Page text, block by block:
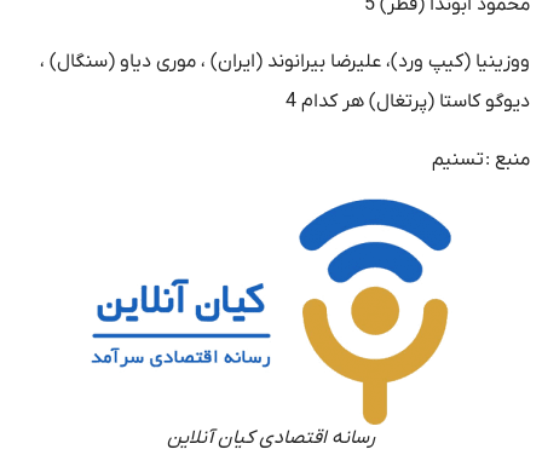
ووزینیا (کیپ ورد)، علیرضا بیرانوند (ایران) ، موری دیاو (سنگال) ،
دیوگو کاستا (پرتغال) هر کدام 4
منبع :تسنیم
رسانه اقتصادی کیان آنلاین